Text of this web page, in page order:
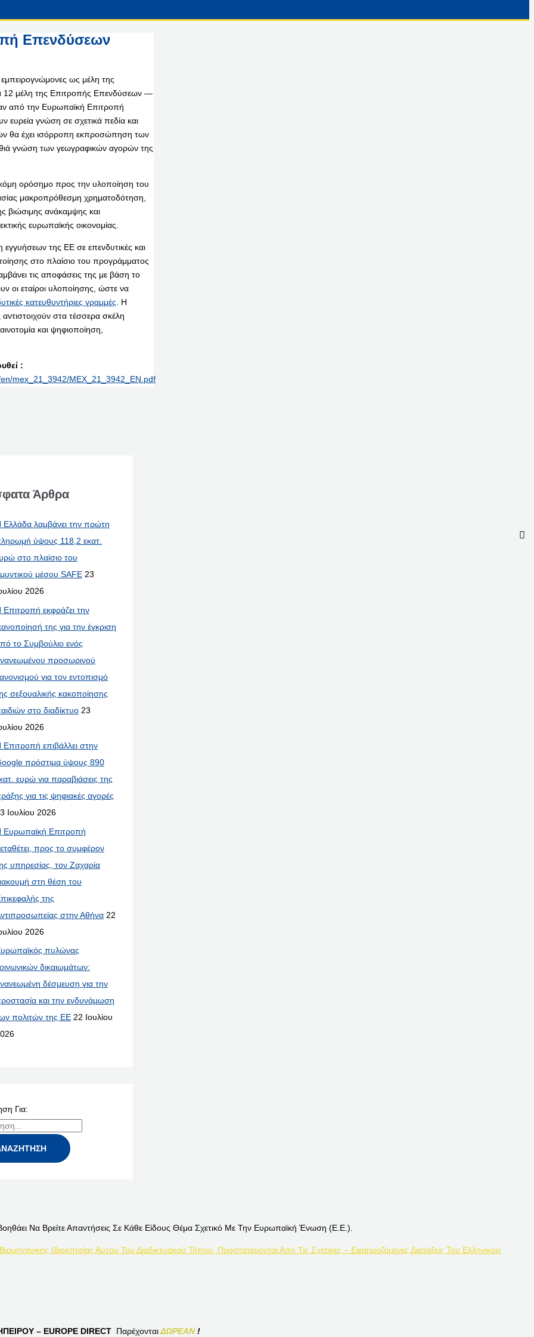
Επενδύσεων
ως μέλη της
Τα 12 μέλη της Επιτροπής Επενδύσεων —
από την Ευρωπαϊκή Επιτροπή
ευρεία γνώση σε σχετικά πεδία και
θα έχει ισόρροπη εκπροσώπηση των
γνώση των γεωγραφικών αγορών της
ορόσημο προς την υλοποίηση του
μακροπρόθεσμη χρηματοδότηση,
βιώσιμης ανάκαμψης και
ευρωπαϊκής οικονομίας.
της ΕΕ σε επενδυτικές και
στο πλαίσιο του προγράμματος
τις αποφάσεις της με βάση το
οι εταίροι υλοποίησης, ώστε να
κατευθυντήριες γραμμές . Η
στα τέσσερα σκέλη
και ψηφιοποίηση,
:
mex_21_3942/MEX_21_3942_EN.pdf
Άρθρα
Ελλάδα λαμβάνει την πρώτη
ύψους 118,2 εκατ.
στο πλαίσιο του
μέσου SAFE 23
2026
Επιτροπή εκφράζει την
της για την έγκριση
το Συμβούλιο ενός
προσωρινού
για τον εντοπισμό
σεξουαλικής κακοποίησης
στο διαδίκτυο 23
2026
Επιτροπή επιβάλλει στην
πρόστιμα ύψους 890
ευρώ για παραβιάσεις της
για τις ψηφιακές αγορές
Ιουλίου 2026
Ευρωπαϊκή Επιτροπή
προς το συμφέρον
υπηρεσίας, τον Ζαχαρία
στη θέση του
της
στην Αθήνα 22
2026
πυλώνας
δικαιωμάτων:
δέσμευση για την
και την ενδυνάμωση
πολιτών της ΕΕ 22 Ιουλίου
Για:
Να Βρείτε Απαντήσεις Σε Κάθε Είδους Θέμα Σχετικό Με Την Ευρωπαϊκή Ένωση (Ε.Ε.).
Ιδιοκτησίας Αυτού Του Διαδικτυακού Τόπου, Προστατεύονται Από Τις Σχετικές – Εφαρμοζόμενες Διατάξεις Του Ελληνικού
– EUROPE DIRECT ΠαρέχονταιΔΩΡΕΑΝ!